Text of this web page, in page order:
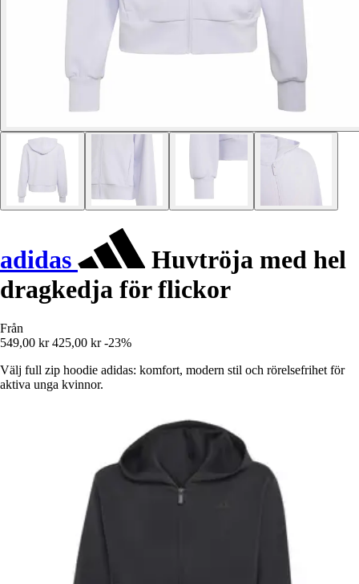
adidas
Huvtröja med hel
dragkedja för flickor
Från
549,00 kr 425,00 kr -23%
Välj full zip hoodie adidas: komfort, modern stil och rörelsefrihet för
aktiva unga kvinnor.